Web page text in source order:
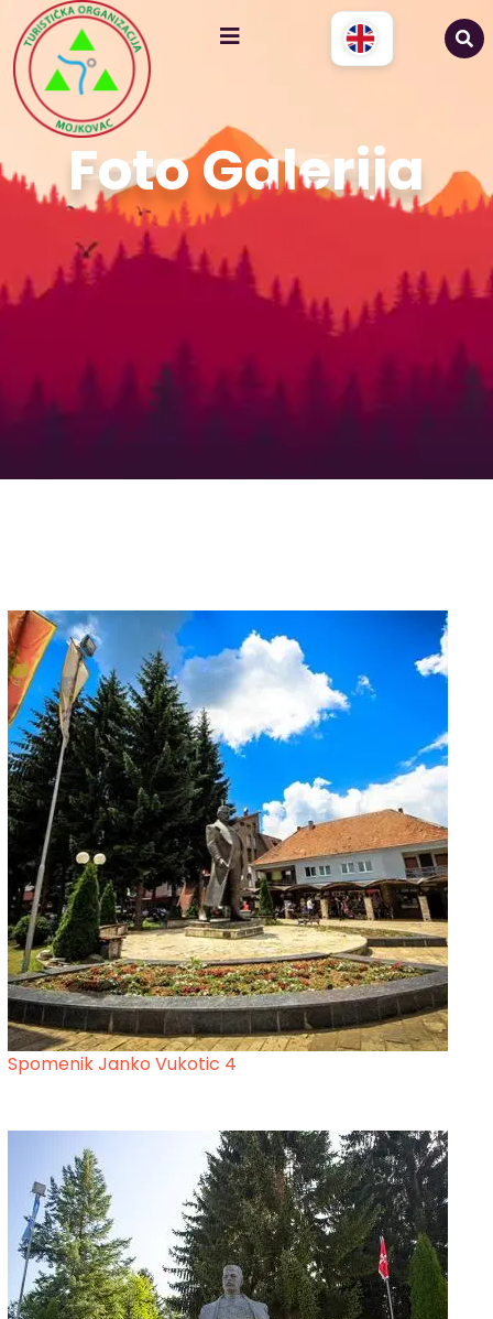
Foto Galerija
Spomenik Janko Vukotic 4